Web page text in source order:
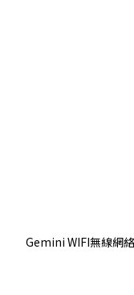
Gemini WIFI無線網